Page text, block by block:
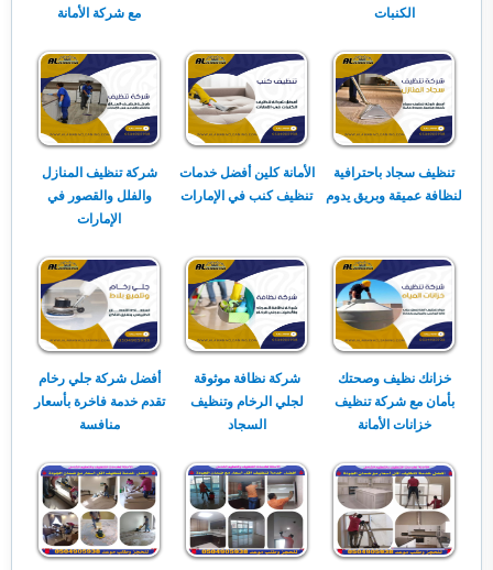
الكنبات
مع شركة الأمانة
تنظيف سجاد باحترافية
لنظافة عميقة وبريق يدوم
الأمانة كلين أفضل خدمات
تنظيف كنب في الإمارات
شركة تنظيف المنازل
والفلل والقصور في
الإمارات
خزانك نظيف وصحتك
بأمان مع شركة تنظيف
خزانات الأمانة
شركة نظافة موثوقة
لجلي الرخام وتنظيف
السجاد
أفضل شركة جلي رخام
تقدم خدمة فاخرة بأسعار
منافسة